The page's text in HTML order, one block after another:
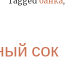
сок